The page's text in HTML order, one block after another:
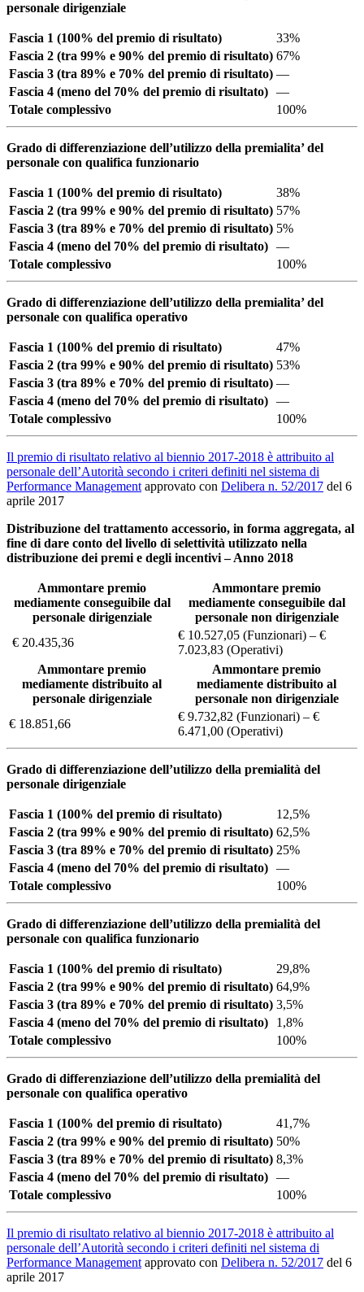
personale dirigenziale
Fascia 1 (100% del premio di risultato)
33%
Fascia 2 (tra 99% e 90% del premio di risultato) 67%
Fascia 3 (tra 89% e 70% del premio di risultato) —
Fascia 4 (meno del 70% del premio di risultato) —
Totale complessivo
100%
Grado di differenziazione dell’utilizzo della premialita’ del
personale con qualifica funzionario
Fascia 1 (100% del premio di risultato)
38%
Fascia 2 (tra 99% e 90% del premio di risultato) 57%
Fascia 3 (tra 89% e 70% del premio di risultato) 5%
Fascia 4 (meno del 70% del premio di risultato) —
Totale complessivo
100%
Grado di differenziazione dell’utilizzo della premialita’ del
personale con qualifica operativo
Fascia 1 (100% del premio di risultato)
47%
Fascia 2 (tra 99% e 90% del premio di risultato) 53%
Fascia 3 (tra 89% e 70% del premio di risultato) —
Fascia 4 (meno del 70% del premio di risultato) —
Totale complessivo
100%
Il premio di risultato relativo al biennio 2017-2018 è attribuito al
personale dell’Autorità secondo i criteri definiti nel sistema di
Performance Management approvato con Delibera n. 52/2017 del 6
aprile 2017
Distribuzione del trattamento accessorio, in forma aggregata, al
fine di dare conto del livello di selettività utilizzato nella
distribuzione dei premi e degli incentivi – Anno 2018
Ammontare premio
mediamente conseguibile dal
personale dirigenziale
Ammontare premio
mediamente conseguibile dal
personale non dirigenziale
€ 20.435,36
€ 10.527,05 (Funzionari) – €
7.023,83 (Operativi)
Ammontare premio
mediamente distribuito al
personale dirigenziale
Ammontare premio
mediamente distribuito al
personale non dirigenziale
€ 18.851,66
€ 9.732,82 (Funzionari) – €
6.471,00 (Operativi)
Grado di differenziazione dell’utilizzo della premialità del
personale dirigenziale
Fascia 1 (100% del premio di risultato)
12,5%
Fascia 2 (tra 99% e 90% del premio di risultato) 62,5%
Fascia 3 (tra 89% e 70% del premio di risultato) 25%
Fascia 4 (meno del 70% del premio di risultato) —
Totale complessivo
100%
Grado di differenziazione dell’utilizzo della premialità del
personale con qualifica funzionario
Fascia 1 (100% del premio di risultato)
29,8%
Fascia 2 (tra 99% e 90% del premio di risultato) 64,9%
Fascia 3 (tra 89% e 70% del premio di risultato) 3,5%
Fascia 4 (meno del 70% del premio di risultato)
1,8%
Totale complessivo
100%
Grado di differenziazione dell’utilizzo della premialità del
personale con qualifica operativo
Fascia 1 (100% del premio di risultato)
41,7%
Fascia 2 (tra 99% e 90% del premio di risultato) 50%
Fascia 3 (tra 89% e 70% del premio di risultato) 8,3%
Fascia 4 (meno del 70% del premio di risultato) —
Totale complessivo
100%
Il premio di risultato relativo al biennio 2017-2018 è attribuito al
personale dell’Autorità secondo i criteri definiti nel sistema di
Performance Management approvato con Delibera n. 52/2017 del 6
aprile 2017